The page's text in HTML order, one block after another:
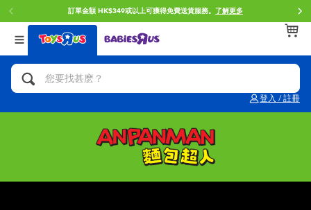
訂單金額 HK$349或以上可獲得免費送貨服務。 了解更多
登入 / 註冊
返回
分類目錄
人氣英雄,角色扮演,射擊玩具
拼砌組合及樂高LEGO
返回
品牌
Brunch Brother 早午餐兄弟
返回
年齢
0~2歳